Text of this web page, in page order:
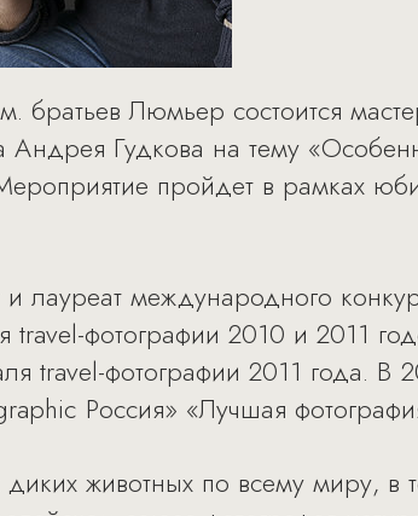
братьев Люмьер состоится
Андрея Гудкова на тему
пройдет в рамках
лауреат международного
travel-фотографии 2010 и 2011
travel-фотографии 2011 года. В
Россия» «Лучшая
животных по всему миру, в